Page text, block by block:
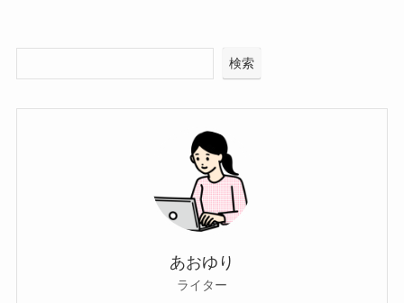
検索
あおゆり
ライター